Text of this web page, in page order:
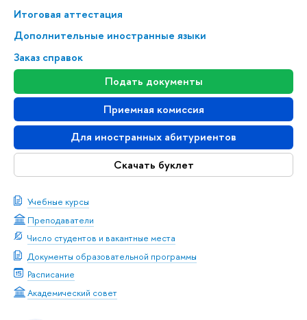
Итоговая аттестация
Дополнительные иностранные языки
Заказ справок
Подать документы
Приемная комиссия
Для иностранных абитуриентов
Скачать буклет
Учебные курсы
Преподаватели
Число студентов и вакантные места
Документы образовательной программы
Расписание
Академический совет